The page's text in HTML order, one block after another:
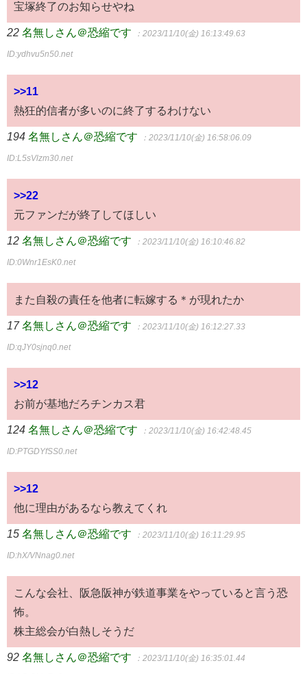
宝塚終了のお知らせやね
22 名無しさん＠恐縮です ：2023/11/10(金) 16:13:49.63
ID:ydhvu5n50.net
>>11
熱狂的信者が多いのに終了するわけない
194 名無しさん＠恐縮です ：2023/11/10(金) 16:58:06.09
ID:L5sVlzm30.net
>>22
元ファンだが終了してほしい
12 名無しさん＠恐縮です ：2023/11/10(金) 16:10:46.82
ID:0Wnr1EsK0.net
また自殺の責任を他者に転嫁する＊が現れたか
17 名無しさん＠恐縮です ：2023/11/10(金) 16:12:27.33
ID:qJY0sjnq0.net
>>12
お前が基地だろチンカス君
124 名無しさん＠恐縮です ：2023/11/10(金) 16:42:48.45
ID:PTGDYfSS0.net
>>12
他に理由があるなら教えてくれ
15 名無しさん＠恐縮です ：2023/11/10(金) 16:11:29.95
ID:hX/VNnag0.net
こんな会社、阪急阪神が鉄道事業をやっていると言う恐
怖。
株主総会が白熱しそうだ
92 名無しさん＠恐縮です ：2023/11/10(金) 16:35:01.44